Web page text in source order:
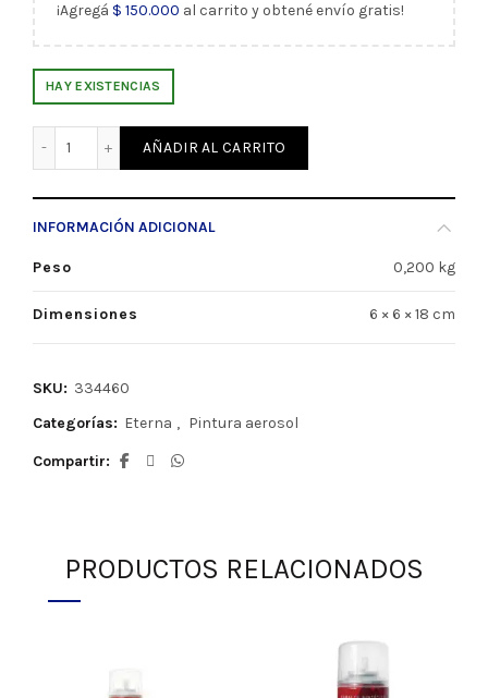
¡Agregá $ 150.000 al carrito y obtené envío gratis!
HAY EXISTENCIAS
Aerosol Barniz Acrílico Satinado Eterna (334460) cantidad
AÑADIR AL CARRITO
INFORMACIÓN ADICIONAL
Peso 0,200 kg
Dimensiones 6 × 6 × 18 cm
SKU: 334460
Categorías: Eterna , Pintura aerosol
Compartir
PRODUCTOS RELACIONADOS